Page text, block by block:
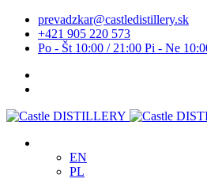
prevadzkar@castledistillery.sk
+421 905 220 573
Po - Št 10:00 / 21:00 Pi - Ne
EN
PL